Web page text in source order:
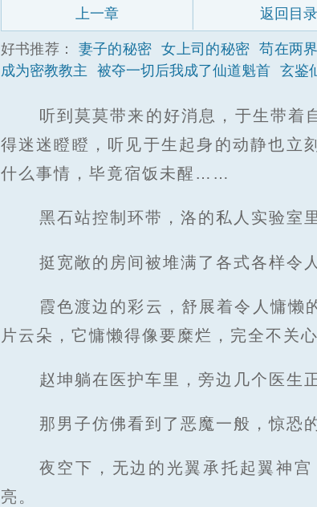
上一章 返回目录
好书推荐： 妻子的秘密 女上司的秘密 苟在两
成为密教教主
被夺一切后我成了仙道魁首 玄鉴
听到莫莫带来的好消息，于生带
得迷迷瞪瞪，听见于生起身的动静也立
什么事情，毕竟宿饭未醒……
黑石站控制环带，洛的私人实验室里
挺宽敞的房间被堆满了各式各样令
霞色渡边的彩云，舒展着令人慵懒
片云朵，它慵懒得像要糜烂，完全不关
赵坤躺在医护车里，旁边几个医生
那男子仿佛看到了恶魔一般，惊恐
夜空下，无边的光翼承托起翼神
亮。